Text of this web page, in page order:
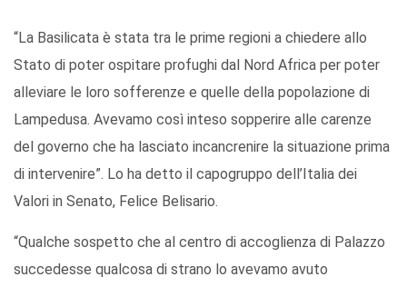
“La Basilicata è stata tra le prime regioni a chiedere allo
Stato di poter ospitare profughi dal Nord Africa per poter
alleviare le loro sofferenze e quelle della popolazione di
Lampedusa. Avevamo così inteso sopperire alle carenze
del governo che ha lasciato incancrenire la situazione prima
di intervenire”. Lo ha detto il capogruppo dell’Italia dei
Valori in Senato, Felice Belisario.
“Qualche sospetto che al centro di accoglienza di Palazzo
succedesse qualcosa di strano lo avevamo avuto